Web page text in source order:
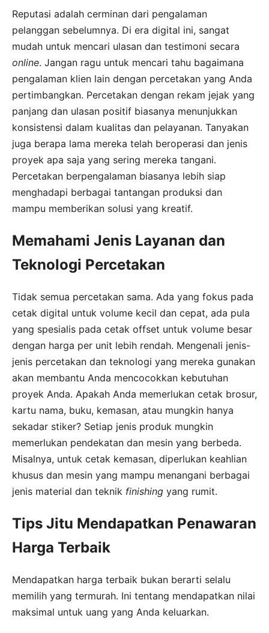
Reputasi adalah cerminan dari pengalaman
pelanggan sebelumnya. Di era digital ini, sangat
mudah untuk mencari ulasan dan testimoni secara
online. Jangan ragu untuk mencari tahu bagaimana
pengalaman klien lain dengan percetakan yang Anda
pertimbangkan. Percetakan dengan rekam jejak yang
panjang dan ulasan positif biasanya menunjukkan
konsistensi dalam kualitas dan pelayanan. Tanyakan
juga berapa lama mereka telah beroperasi dan jenis
proyek apa saja yang sering mereka tangani.
Percetakan berpengalaman biasanya lebih siap
menghadapi berbagai tantangan produksi dan
mampu memberikan solusi yang kreatif.
Memahami Jenis Layanan dan
Teknologi Percetakan
Tidak semua percetakan sama. Ada yang fokus pada
cetak digital untuk volume kecil dan cepat, ada pula
yang spesialis pada cetak offset untuk volume besar
dengan harga per unit lebih rendah. Mengenali jenis-
jenis percetakan dan teknologi yang mereka gunakan
akan membantu Anda mencocokkan kebutuhan
proyek Anda. Apakah Anda memerlukan cetak brosur,
kartu nama, buku, kemasan, atau mungkin hanya
sekadar stiker? Setiap jenis produk mungkin
memerlukan pendekatan dan mesin yang berbeda.
Misalnya, untuk cetak kemasan, diperlukan keahlian
khusus dan mesin yang mampu menangani berbagai
jenis material dan teknik finishing yang rumit.
Tips Jitu Mendapatkan Penawaran
Harga Terbaik
Mendapatkan harga terbaik bukan berarti selalu
memilih yang termurah. Ini tentang mendapatkan nilai
maksimal untuk uang yang Anda keluarkan.